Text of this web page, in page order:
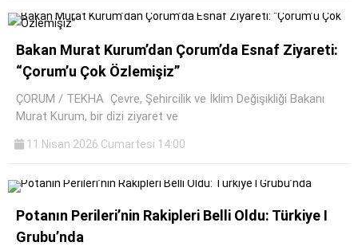
Bakan Murat Kurum’dan Çorum’da Esnaf Ziyareti:
“Çorum’u Çok Özlemişiz”
ÇORUM / TEKHA Çevre, Şehircilik ve İklim Değişikliği Bakanı
Murat Kurum, bir dizi ziyaret ve
11 Nisan 2026 Cumartesi 14:00
Potanın Perileri’nin Rakipleri Belli Oldu: Türkiye I
Grubu’nda